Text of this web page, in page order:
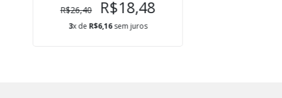
R$26,40 R$18,48
3x de R$6,16sem juros